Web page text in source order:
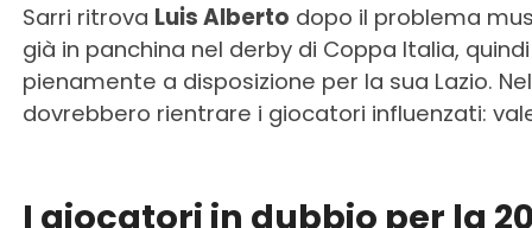
Sarri ritrova Luis Alberto dopo il problema
già in panchina nel derby di Coppa Italia,
pienamente a disposizione per la sua Lazio.
dovrebbero rientrare i giocatori influenzati:
I giocatori in dubbio per la